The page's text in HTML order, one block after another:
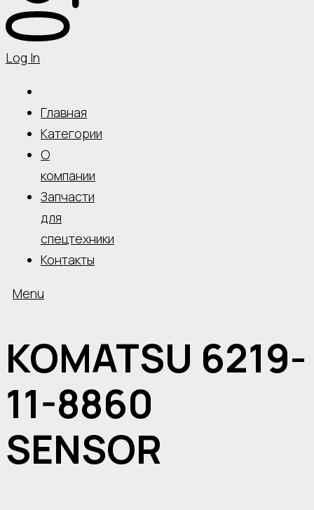
Log In
Главная
Категории
О
компании
Запчасти
для
спецтехники
Контакты
Menu
KOMATSU 6219-
11-8860
SENSOR